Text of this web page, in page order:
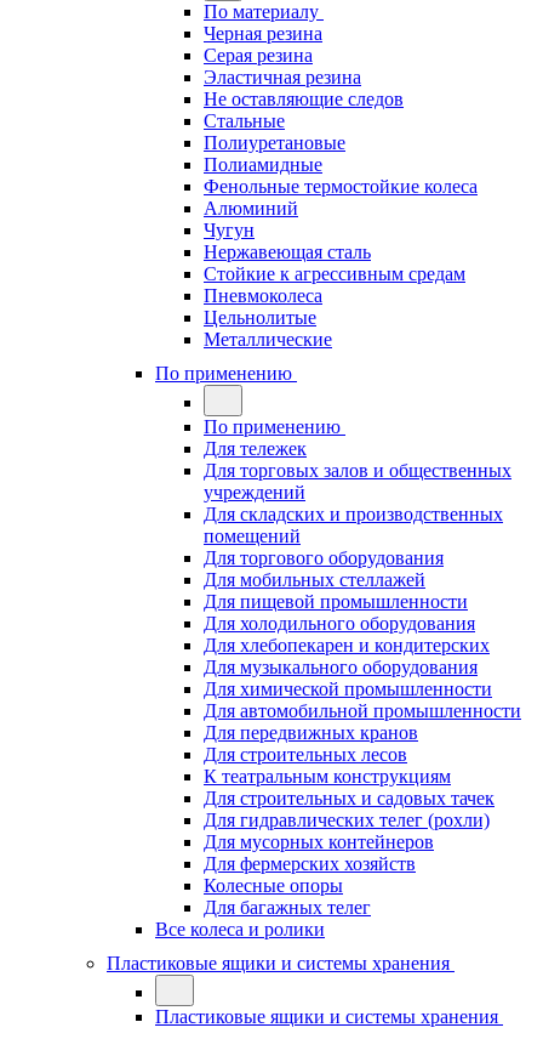
По материалу
Черная резина
Серая резина
Эластичная резина
Не оставляющие следов
Стальные
Полиуретановые
Полиамидные
Фенольные термостойкие колеса
Алюминий
Чугун
Нержавеющая сталь
Стойкие к агрессивным средам
Пневмоколеса
Цельнолитые
Металлические
По применению
По применению
Для тележек
Для торговых залов и общественных
учреждений
Для складских и производственных
помещений
Для торгового оборудования
Для мобильных стеллажей
Для пищевой промышленности
Для холодильного оборудования
Для хлебопекарен и кондитерских
Для музыкального оборудования
Для химической промышленности
Для автомобильной промышленности
Для передвижных кранов
Для строительных лесов
К театральным конструкциям
Для строительных и садовых тачек
Для гидравлических телег (рохли)
Для мусорных контейнеров
Для фермерских хозяйств
Колесные опоры
Для багажных телег
Все колеса и ролики
Пластиковые ящики и системы хранения
Пластиковые ящики и системы хранения